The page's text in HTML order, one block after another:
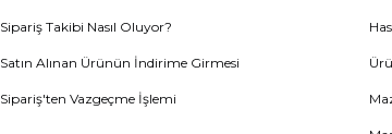
Sipariş Takibi Nasıl Oluyor?
Satın Alınan Ürünün İndirime Girmesi
Sipariş'ten Vazgeçme İşlemi